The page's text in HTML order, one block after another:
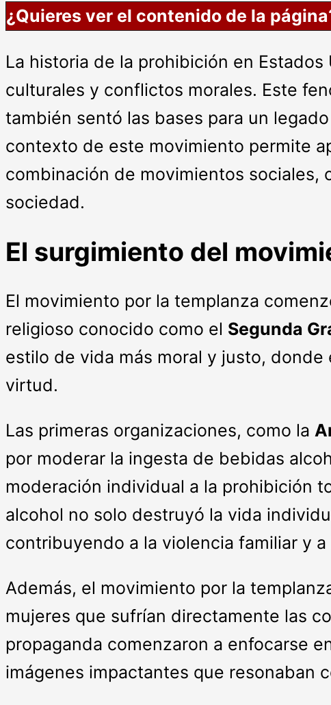
¿Quieres ver el contenido de la
La historia de la prohibición en
culturales y conflictos morales. Este
también sentó las bases para un
contexto de este movimiento permite
combinación de movimientos sociales,
sociedad.
El surgimiento del
El movimiento por la templanza
religioso conocido como el Segunda
estilo de vida más moral y justo,
virtud.
Las primeras organizaciones, como la
por moderar la ingesta de bebidas
moderación individual a la prohibición
alcohol no solo destruyó la vida
contribuyendo a la violencia familiar y a
Además, el movimiento por la
mujeres que sufrían directamente las
propaganda comenzaron a enfocarse
imágenes impactantes que resonaban